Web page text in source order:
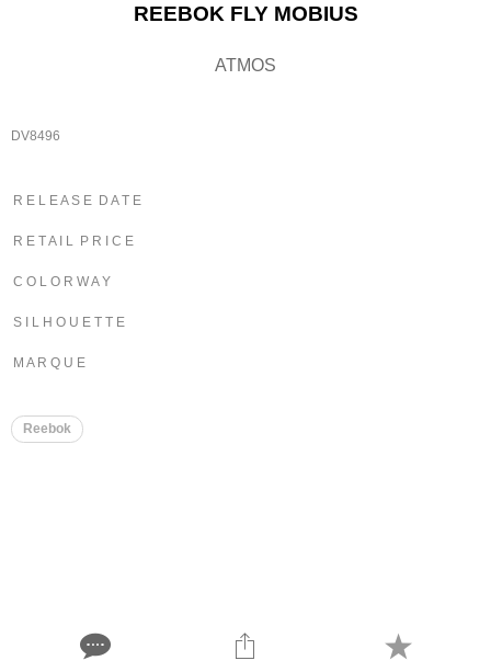
REEBOK FLY MOBIUS
ATMOS
DV8496
R E L E A S E D A T E
R E T A I L P R I C E
C O L O R W A Y
S I L H O U E T T E
M A R Q U E
Reebok